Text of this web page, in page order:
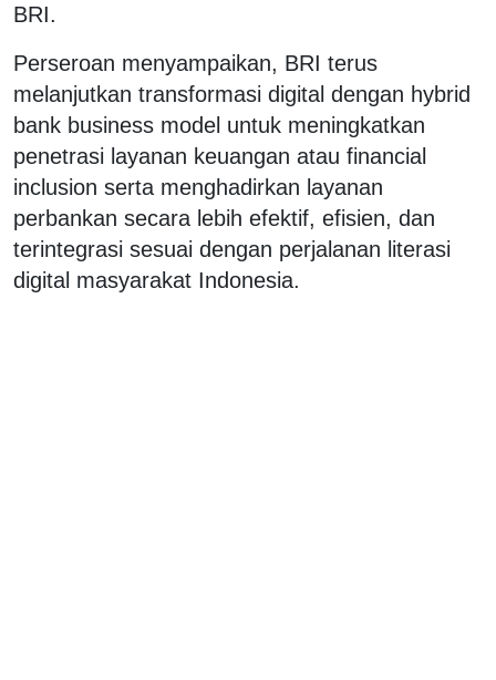
BRI.
Perseroan menyampaikan, BRI terus
melanjutkan transformasi digital dengan hybrid
bank business model untuk meningkatkan
penetrasi layanan keuangan atau financial
inclusion serta menghadirkan layanan
perbankan secara lebih efektif, efisien, dan
terintegrasi sesuai dengan perjalanan literasi
digital masyarakat Indonesia.